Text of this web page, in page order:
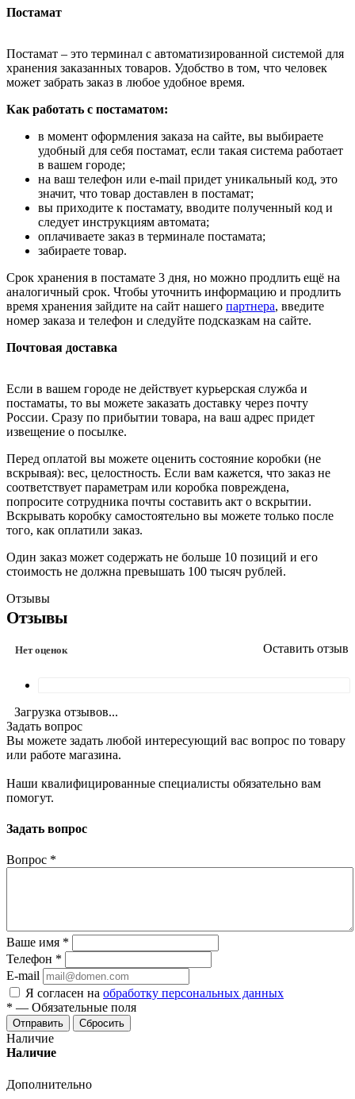
Постамат
Постамат – это терминал с автоматизированной системой для
хранения заказанных товаров. Удобство в том, что человек
может забрать заказ в любое удобное время.
Как работать с постаматом:
в момент оформления заказа на сайте, вы выбираете
удобный для себя постамат, если такая система работает
в вашем городе;
на ваш телефон или e-mail придет уникальный код, это
значит, что товар доставлен в постамат;
вы приходите к постамату, вводите полученный код и
следует инструкциям автомата;
оплачиваете заказ в терминале постамата;
забираете товар.
Срок хранения в постамате 3 дня, но можно продлить ещё на
аналогичный срок. Чтобы уточнить информацию и продлить
время хранения зайдите на сайт нашего партнера, введите
номер заказа и телефон и следуйте подсказкам на сайте.
Почтовая доставка
Если в вашем городе не действует курьерская служба и
постаматы, то вы можете заказать доставку через почту
России. Сразу по прибытии товара, на ваш адрес придет
извещение о посылке.
Перед оплатой вы можете оценить состояние коробки (не
вскрывая): вес, целостность. Если вам кажется, что заказ не
соответствует параметрам или коробка повреждена,
попросите сотрудника почты составить акт о вскрытии.
Вскрывать коробку самостоятельно вы можете только после
того, как оплатили заказ.
Один заказ может содержать не больше 10 позиций и его
стоимость не должна превышать 100 тысяч рублей.
Отзывы
Отзывы
Нет оценок Оставить отзыв
Загрузка отзывов...
Задать вопрос
Вы можете задать любой интересующий вас вопрос по товару
или работе магазина.
Наши квалифицированные специалисты обязательно вам
помогут.
Задать вопрос
Вопрос *
Ваше имя *
Телефон *
E-mail
Я согласен на обработку персональных данных
* — Обязательные поля
Отправить Сбросить
Наличие
Наличие
Дополнительно